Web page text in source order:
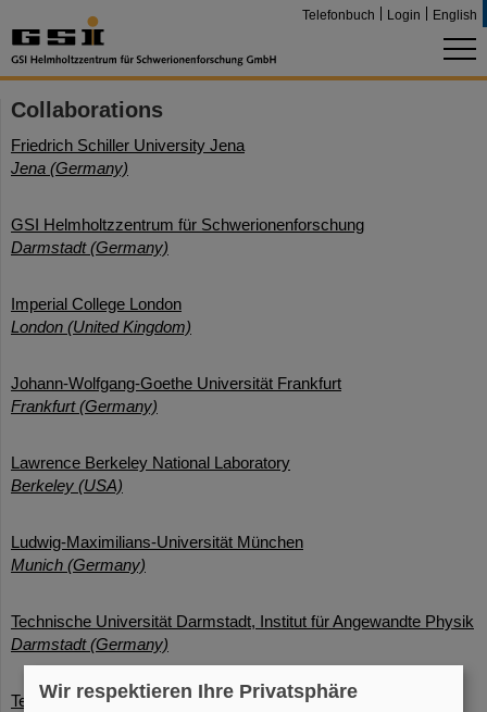
Telefonbuch Login English
Collaborations
Friedrich Schiller University Jena
Jena (Germany)
GSI Helmholtzzentrum für Schwerionenforschung
Darmstadt (Germany)
Imperial College London
London (United Kingdom)
Johann-Wolfgang-Goethe Universität Frankfurt
Frankfurt (Germany)
Lawrence Berkeley National Laboratory
Berkeley (USA)
Ludwig-Maximilians-Universität München
Munich (Germany)
Technische Universität Darmstadt, Institut für Angewandte Physik
Darmstadt (Germany)
Technische Universität Darmstadt, Institut für Kernphysik
Wir respektieren Ihre Privatsphäre